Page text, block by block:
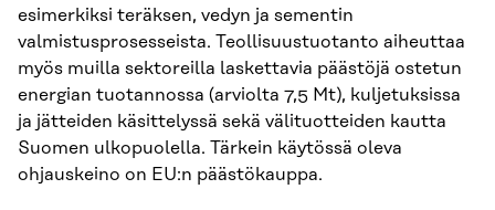
esimerkiksi teräksen, vedyn ja sementin
valmistusprosesseista. Teollisuustuotanto aiheuttaa
myös muilla sektoreilla laskettavia päästöjä ostetun
energian tuotannossa (arviolta 7,5 Mt), kuljetuksissa
ja jätteiden käsittelyssä sekä välituotteiden kautta
Suomen ulkopuolella. Tärkein käytössä oleva
ohjauskeino on EU:n päästökauppa.